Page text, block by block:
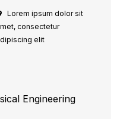
Lorem ipsum dolor sit
consectetur
elit